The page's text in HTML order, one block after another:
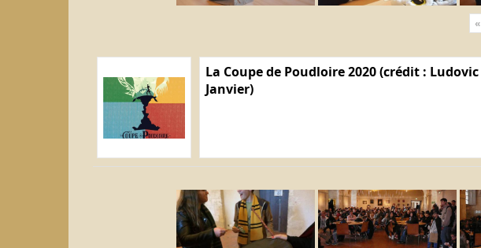
«
La Coupe de Poudloire 2020 (crédit : Ludovic
Janvier)